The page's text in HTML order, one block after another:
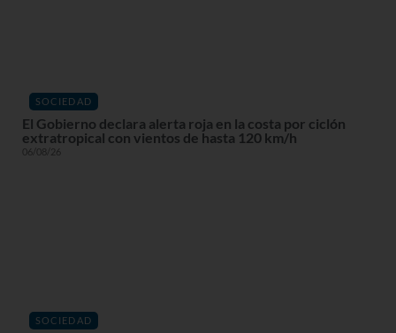
SOCIEDAD
El Gobierno declara alerta roja en la costa por ciclón
extratropical con vientos de hasta 120 km/h
06/08/26
SOCIEDAD